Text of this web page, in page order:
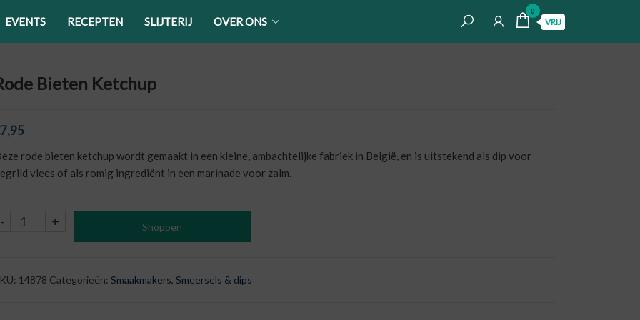
0
VRIJ
EVENTS RECEPTEN SLIJTERIJ OVER ONS
Bieten Ketchup
7,95
rode bieten ketchup wordt gemaakt in een kleine, ambachtelijke fabriek in België, en is uitstekend als dip voor
vlees of als romig ingrediënt in een marinade voor zalm.
-
Rode
+ Shoppen
14878 Categorieën: Smaakmakers, Smeersels & dips